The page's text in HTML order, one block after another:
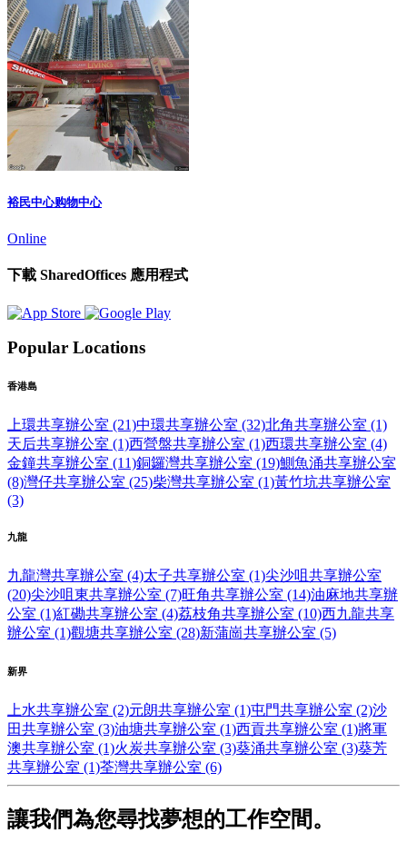
裕民中心购物中心
Online
下載 SharedOffices 應用程式
Popular Locations
香港島
上環共享辦公室 (21)中環共享辦公室 (32)北角共享辦公室 (1)
天后共享辦公室 (1)西營盤共享辦公室 (1)西環共享辦公室 (4)
金鐘共享辦公室 (11)銅鑼灣共享辦公室 (19)鰂魚涌共享辦公室
(8)灣仔共享辦公室 (25)柴灣共享辦公室 (1)黃竹坑共享辦公室
(3)
九龍
九龍灣共享辦公室 (4)太子共享辦公室 (1)尖沙咀共享辦公室
(20)尖沙咀東共享辦公室 (7)旺角共享辦公室 (14)油麻地共享辦
公室 (1)紅磡共享辦公室 (4)荔枝角共享辦公室 (10)西九龍共享
辦公室 (1)觀塘共享辦公室 (28)新蒲崗共享辦公室 (5)
新界
上水共享辦公室 (2)元朗共享辦公室 (1)屯門共享辦公室 (2)沙
田共享辦公室 (3)油塘共享辦公室 (1)西貢共享辦公室 (1)將軍
澳共享辦公室 (1)火炭共享辦公室 (3)葵涌共享辦公室 (3)葵芳
共享辦公室 (1)荃灣共享辦公室 (6)
讓我們為您尋找夢想的工作空間。